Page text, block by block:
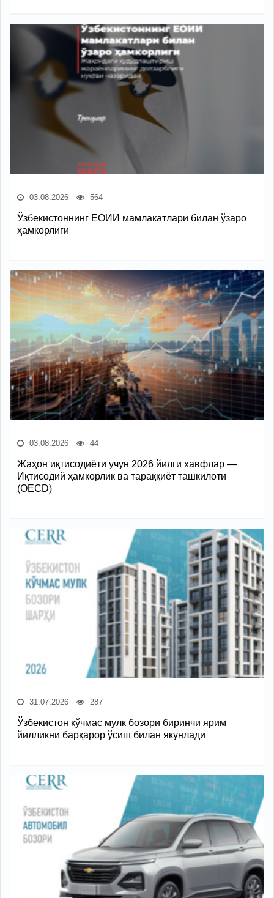
03.08.2026 564
Ўзбекистоннинг ЕОИИ мамлакатлари билан ўзаро
ҳамкорлиги
03.08.2026 44
Жаҳон иқтисодиёти учун 2026 йилги хавфлар —
Иқтисодий ҳамкорлик ва тараққиёт ташкилоти
(OECD)
31.07.2026 287
Ўзбекистон кўчмас мулк бозори биринчи ярим
йилликни барқарор ўсиш билан якунлади